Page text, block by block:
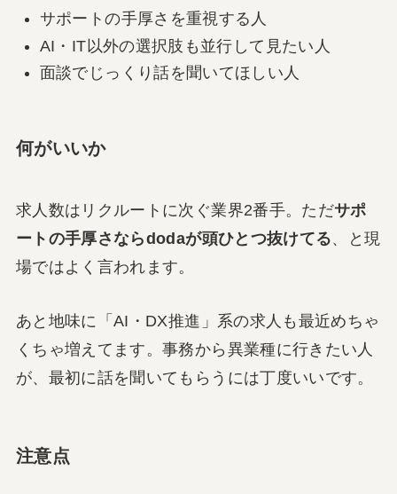
サポートの手厚さを重視する人
AI・IT以外の選択肢も並行して見たい人
面談でじっくり話を聞いてほしい人
何がいいか
求人数はリクルートに次ぐ業界2番手。ただサポ
ートの手厚さならdodaが頭ひとつ抜けてる、と現
場ではよく言われます。
あと地味に「AI・DX推進」系の求人も最近めちゃ
くちゃ増えてます。事務から異業種に行きたい人
が、最初に話を聞いてもらうには丁度いいです。
注意点